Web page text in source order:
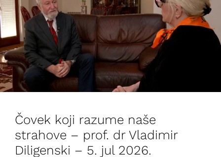
Čovek koji razume naše
strahove – prof. dr Vladimir
Diligenski – 5. jul 2026.